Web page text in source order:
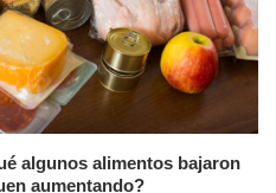
algunos alimentos bajaron
aumentando?